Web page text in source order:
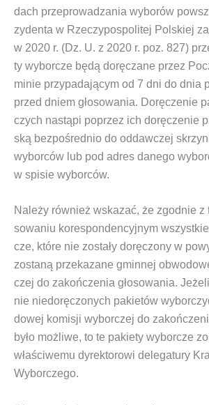
dach prze­pro­wa­dza­nia wybo­rów
zy­den­ta w Rze­czy­po­spo­li­tej Pol­skiej
w 2020 r. (Dz. U. z 2020 r. poz. 827)
ty wybor­cze będą dorę­cza­ne przez
mi­nie przy­pa­da­ją­cym od 7 dni do dnia
przed dniem gło­so­wa­nia. Dorę­cze­nie
czych nastą­pi poprzez ich dorę­cze­nie
ską bez­po­śred­nio do oddaw­czej
wybor­ców lub pod adres dane­go
w spi­sie wyborców.
Nale­ży rów­nież wska­zać, że zgod­nie z
so­wa­niu kore­spon­den­cyj­nym
cze, któ­re nie zosta­ły dorę­czo­ny w
zosta­ną prze­ka­za­ne gmin­nej
czej do zakoń­cze­nia gło­so­wa­nia.
nie nie­do­rę­czo­nych pakie­tów
do­wej komi­sji wybor­czej do
było moż­li­we, to te pakie­ty wybor­cze
wła­ści­we­mu dyrek­to­ro­wi dele­ga­tu­ry
Wyborczego.